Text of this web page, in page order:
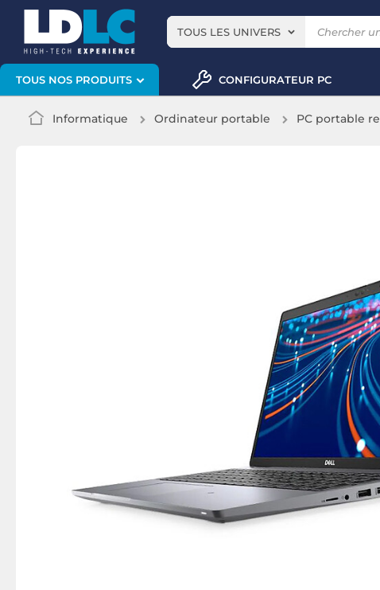
TOUS LES UNIVERS
TOUS NOS PRODUITS CONFIGURATEUR PC
Informatique Ordinateur portable PC portable